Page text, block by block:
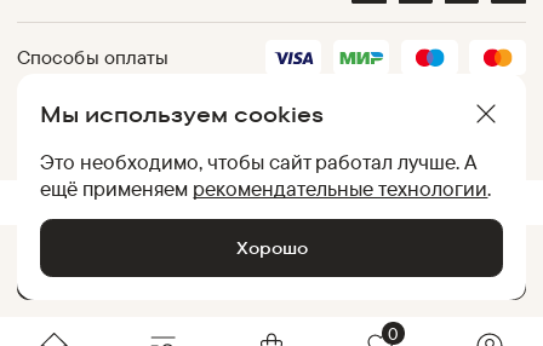
0
Мы используем cookies
Это необходимо, чтобы сайт работал лучше. А
ещё применяем рекомендательные технологии.
Хорошо
Способы оплаты
Партнеры
UID:050012AC1678756A7A0027B50259570B
d2849858b670